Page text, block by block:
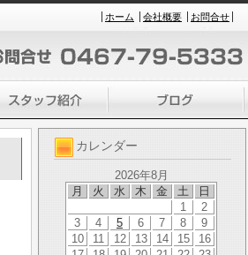
ホーム 会社概要 お問合せ
カレンダー
2026年8月
月
火 水 木 金 土 日
1
2
3
4 5 6 7 8
9
10
11 12 13 14 15
16